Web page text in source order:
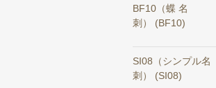
BF10（蝶 名
刺） (BF10)
SI08（シンプル名
刺） (SI08)